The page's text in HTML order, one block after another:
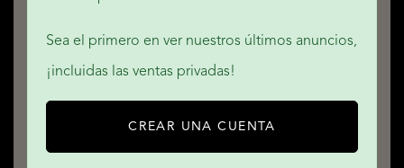
Sea el primero en ver nuestros últimos anuncios,
¡incluidas las ventas privadas!
CREAR UNA CUENTA